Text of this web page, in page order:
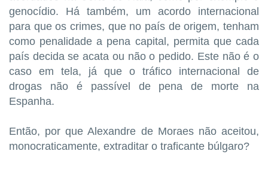
genocídio. Há também, um acordo internacional
para que os crimes, que no país de origem, tenham
como penalidade a pena capital, permita que cada
país decida se acata ou não o pedido. Este não é o
caso em tela, já que o tráfico internacional de
drogas não é passível de pena de morte na
Espanha.
Então, por que Alexandre de Moraes não aceitou,
monocraticamente, extraditar o traficante búlgaro?